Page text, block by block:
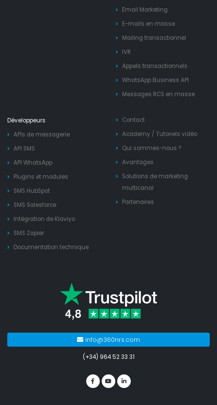
Email Marketing
E-mails en masse
Mailing transactionnel
IVR
Appels transactionnels
WhatsApp Business API
Messages RCS en masse
Développeurs
APIs de messagerie
API SMS
API WhatsApp
Plugins et modules
SMS HubSpot
SMS Salesforce
Intégration de Klaviyo
SMS Zapier
Documentation technique
Contact
Academy / Tutoriels vidéo
Qui sommes-nous ?
Avantages
Solutions de marketing
multicanal
Partenaires
info@360nrs.com
(+34) 964 52 33 31